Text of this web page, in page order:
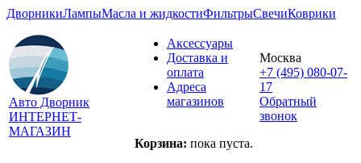
ДворникиЛампыМасла и жидкостиФильтрыСвечиКоврики
Авто Дворник
ИНТЕРНЕТ-
МАГАЗИН
Аксессуары
Доставка и
оплата
Адреса
магазинов
Корзина: пока пуста.
Москва
+7 (495) 080-07-
17
Обратный
звонок